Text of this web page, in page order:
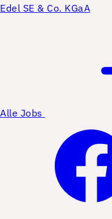
Edel SE & Co. KGaA
Alle Jobs